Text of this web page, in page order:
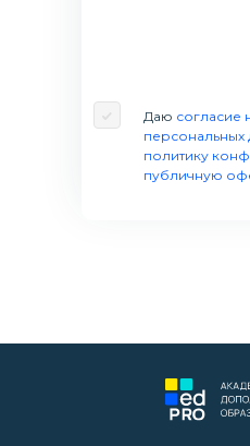
Даю согласие
персональных
политику
публичную